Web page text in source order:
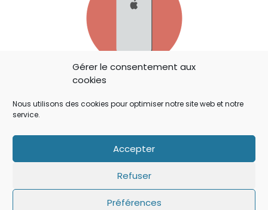
Gérer le consentement aux
cookies
Nous utilisons des cookies pour optimiser notre site web et notre
service.
Accepter
Refuser
Préférences
IOS 14: APPLE A AJOUTÉ UN BOUTON